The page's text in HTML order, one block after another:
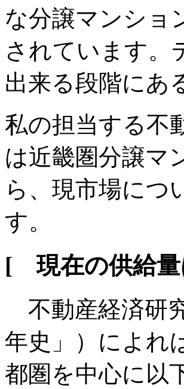
な分譲マンショ
されています。
出来る段階にあ
私の担当する不
は近畿圏分譲マ
ら、現市場につ
す。
[ 現在の供給
不動産経済研
年史」）によれ
都圏を中心に以